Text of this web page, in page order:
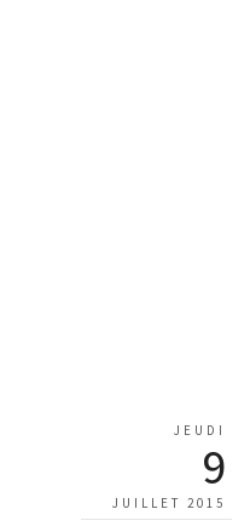
JEUDI
9
JUILLET 2015